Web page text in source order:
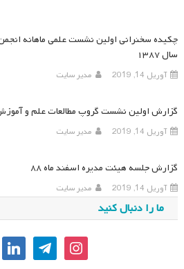
چکیده سخنرانی اولین نشست علمی ماهانه
سال ۱۳۸۷
آوریل 14, 2019 مدیر سایت
گزارش اولین نشست گروپ مطالعات علم و آموزش
آوریل 14, 2019 مدیر سایت
گزارش جلسه هیئت مدیره اسفند ماه ۸۸
آوریل 14, 2019 مدیر سایت
ما را دنبال کنید
instagram
telegram
linkedin